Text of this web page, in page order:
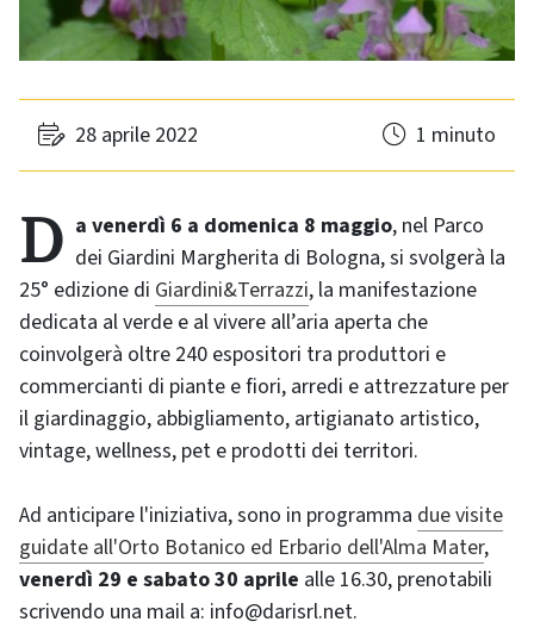
28 aprile 2022 1 minuto
Da venerdì 6 a domenica 8 maggio, nel Parco
dei Giardini Margherita di Bologna, si svolgerà la
25° edizione di Giardini&Terrazzi, la manifestazione
dedicata al verde e al vivere all’aria aperta che
coinvolgerà oltre 240 espositori tra produttori e
commercianti di piante e fiori, arredi e attrezzature per
il giardinaggio, abbigliamento, artigianato artistico,
vintage, wellness, pet e prodotti dei territori.
Ad anticipare l'iniziativa, sono in programma due visite
guidate all'Orto Botanico ed Erbario dell'Alma Mater,
venerdì 29 e sabato 30 aprile alle 16.30, prenotabili
scrivendo una mail a: info@darisrl.net.